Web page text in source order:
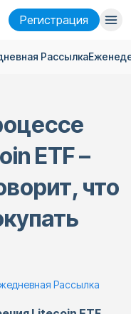
Pегистрация
Pегистрация
Pассылка
ETF –
что
Pассылка